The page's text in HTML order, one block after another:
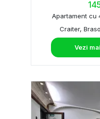
Apartament cu
Craiter,
Vezi